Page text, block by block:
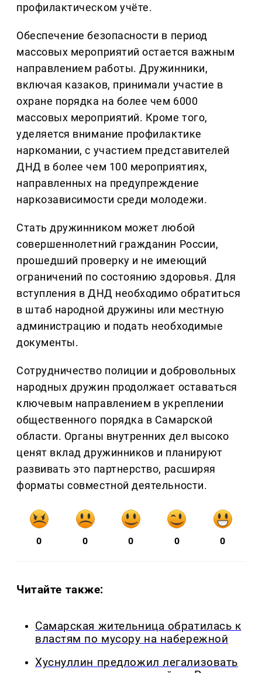
профилактическом учёте.
Обеспечение безопасности в период
массовых мероприятий остается важным
направлением работы. Дружинники,
включая казаков, принимали участие в
охране порядка на более чем 6000
массовых мероприятий. Кроме того,
уделяется внимание профилактике
наркомании, с участием представителей
ДНД в более чем 100 мероприятиях,
направленных на предупреждение
наркозависимости среди молодежи.
Стать дружинником может любой
совершеннолетний гражданин России,
прошедший проверку и не имеющий
ограничений по состоянию здоровья. Для
вступления в ДНД необходимо обратиться
в штаб народной дружины или местную
администрацию и подать необходимые
документы.
Сотрудничество полиции и добровольных
народных дружин продолжает оставаться
ключевым направлением в укреплении
общественного порядка в Самарской
области. Органы внутренних дел высоко
ценят вклад дружинников и планируют
развивать это партнерство, расширяя
форматы совместной деятельности.
0 0 0 0 0
Читайте также:
Самарская жительница обратилась к
властям по мусору на набережной
Хуснуллин предложил легализовать